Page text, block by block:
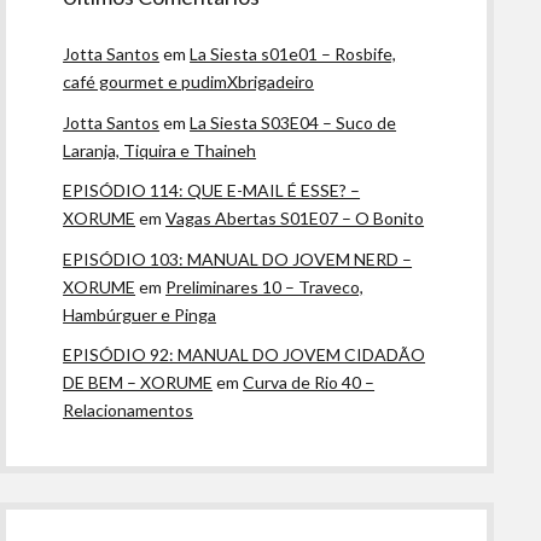
Jotta Santos emLa Siesta s01e01 – Rosbife,
café gourmet e pudimXbrigadeiro
Jotta Santos emLa Siesta S03E04 – Suco de
Laranja, Tiquira e Thaineh
EPISÓDIO 114: QUE E-MAIL É ESSE? –
XORUME emVagas Abertas S01E07 – O Bonito
EPISÓDIO 103: MANUAL DO JOVEM NERD –
XORUME em Preliminares 10 – Traveco,
Hambúrguer e Pinga
EPISÓDIO 92: MANUAL DO JOVEM CIDADÃO
DE BEM – XORUME emCurva de Rio 40 –
Relacionamentos